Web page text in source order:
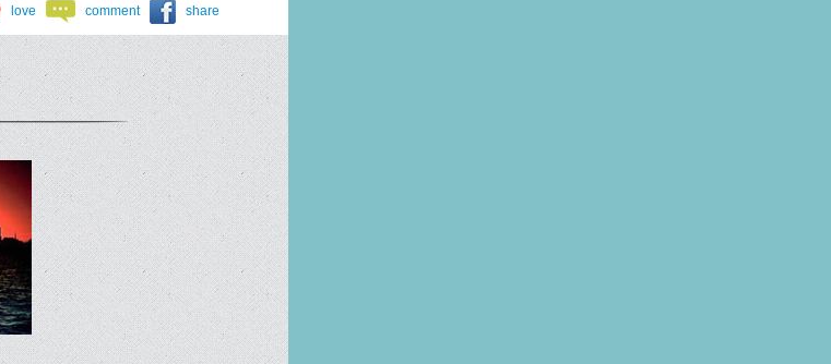
love comment share